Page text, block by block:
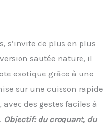
s’invite de plus en plus
sautée nature, il
exotique grâce à une
sur une cuisson rapide
des gestes faciles à
Objectif: du croquant, du